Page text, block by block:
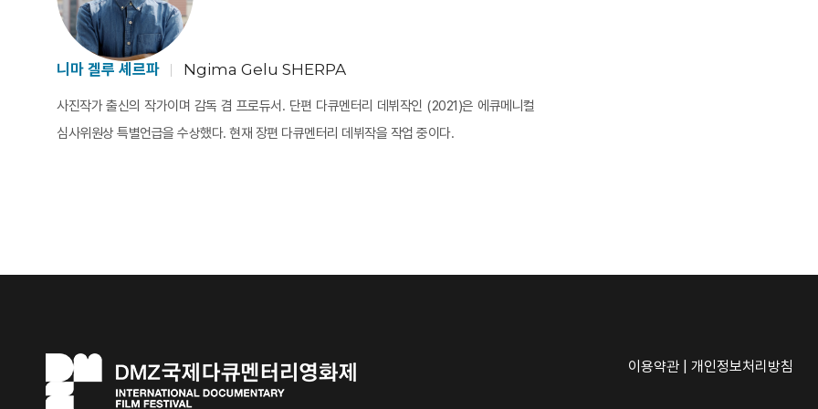
니마 겔루 셰르파 Ngima Gelu SHERPA
사진작가 출신의 작가이며 감독 겸 프로듀서. 단편 다큐멘터리 데뷔작인 (2021)은 에큐메니컬
심사위원상 특별언급을 수상했다. 현재 장편 다큐멘터리 데뷔작을 작업 중이다.
이용약관 개인정보처리방침